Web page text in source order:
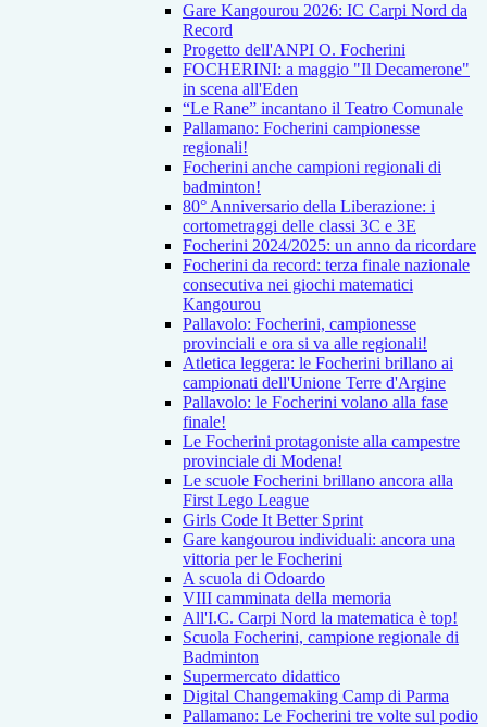
Gare Kangourou 2026: IC Carpi Nord da
Record
Progetto dell'ANPI O. Focherini
FOCHERINI: a maggio "Il Decamerone"
in scena all'Eden
“Le Rane” incantano il Teatro Comunale
Pallamano: Focherini campionesse
regionali!
Focherini anche campioni regionali di
badminton!
80° Anniversario della Liberazione: i
cortometraggi delle classi 3C e 3E
Focherini 2024/2025: un anno da ricordare
Focherini da record: terza finale nazionale
consecutiva nei giochi matematici
Kangourou
Pallavolo: Focherini, campionesse
provinciali e ora si va alle regionali!
Atletica leggera: le Focherini brillano ai
campionati dell'Unione Terre d'Argine
Pallavolo: le Focherini volano alla fase
finale!
Le Focherini protagoniste alla campestre
provinciale di Modena!
Le scuole Focherini brillano ancora alla
First Lego League
Girls Code It Better Sprint
Gare kangourou individuali: ancora una
vittoria per le Focherini
A scuola di Odoardo
VIII camminata della memoria
All'I.C. Carpi Nord la matematica è top!
Scuola Focherini, campione regionale di
Badminton
Supermercato didattico
Digital Changemaking Camp di Parma
Pallamano: Le Focherini tre volte sul podio